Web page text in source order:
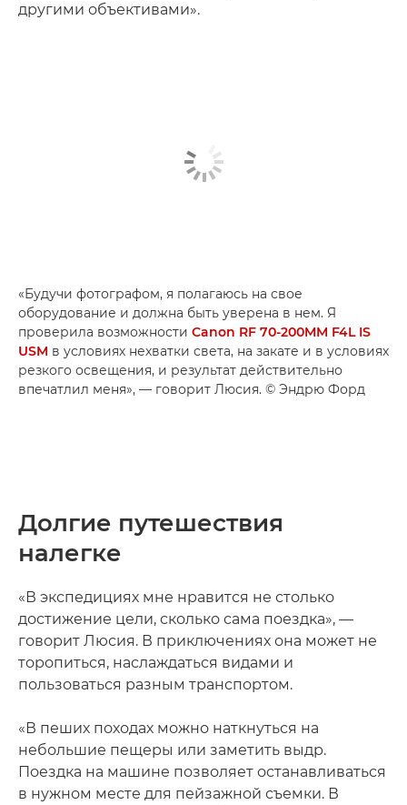
другими объективами».
«Будучи фотографом, я полагаюсь на свое
оборудование и должна быть уверена в нем. Я
проверила возможности Canon RF 70-200MM F4L IS
USM в условиях нехватки света, на закате и в условиях
резкого освещения, и результат действительно
впечатлил меня», — говорит Люсия. © Эндрю Форд
Долгие путешествия
налегке
«В экспедициях мне нравится не столько
достижение цели, сколько сама поездка», —
говорит Люсия. В приключениях она может не
торопиться, наслаждаться видами и
пользоваться разным транспортом.
«В пеших походах можно наткнуться на
небольшие пещеры или заметить выдр.
Поездка на машине позволяет останавливаться
в нужном месте для пейзажной съемки. В